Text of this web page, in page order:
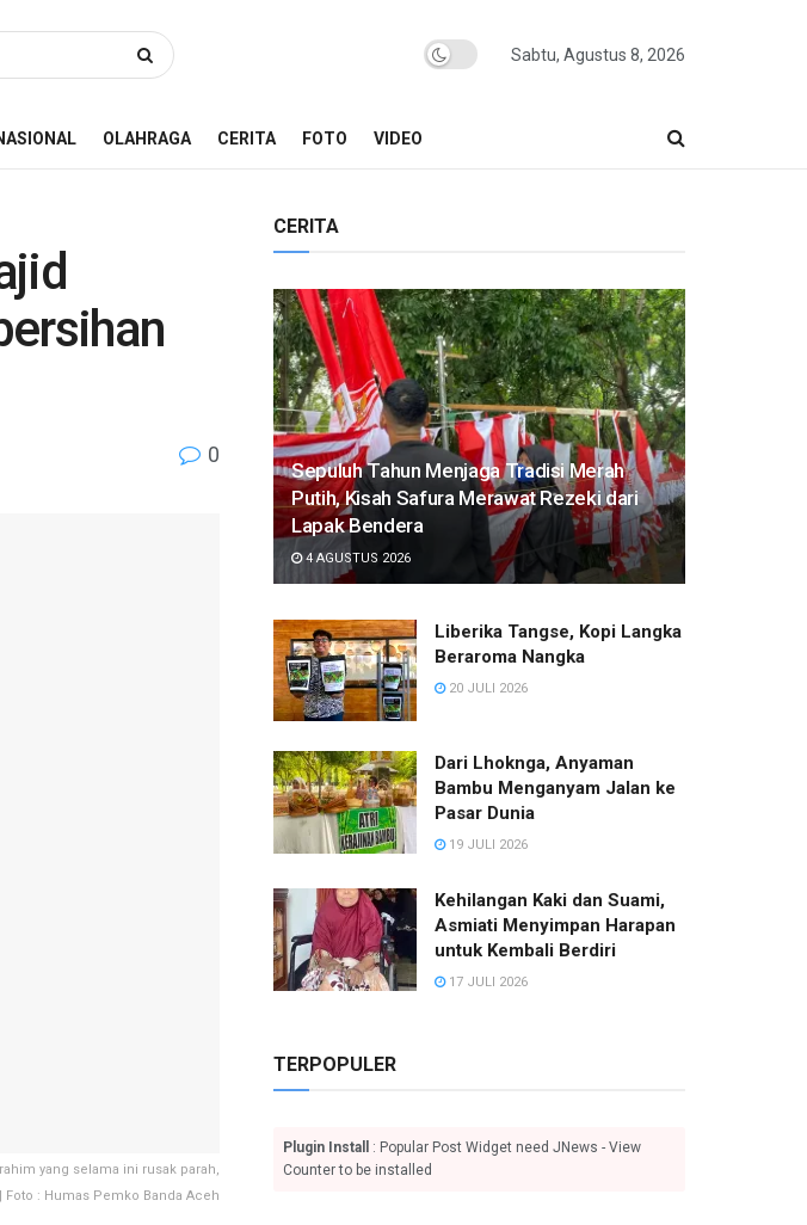
Sabtu, Agustus 8, 2026
OLAHRAGA CERITA FOTO VIDEO
0
yang selama ini rusak parah,
: Humas Pemko Banda Aceh
CERITA
Sepuluh Tahun Menjaga Tradisi Merah
Putih, Kisah Safura Merawat Rezeki dari
Lapak Bendera
4 AGUSTUS 2026
Liberika Tangse, Kopi Langka
Beraroma Nangka
20 JULI 2026
Dari Lhoknga, Anyaman
Bambu Menganyam Jalan ke
Pasar Dunia
19 JULI 2026
Kehilangan Kaki dan Suami,
Asmiati Menyimpan Harapan
untuk Kembali Berdiri
17 JULI 2026
TERPOPULER
Plugin Install
: Popular Post Widget need JNews - View
Counter to be installed